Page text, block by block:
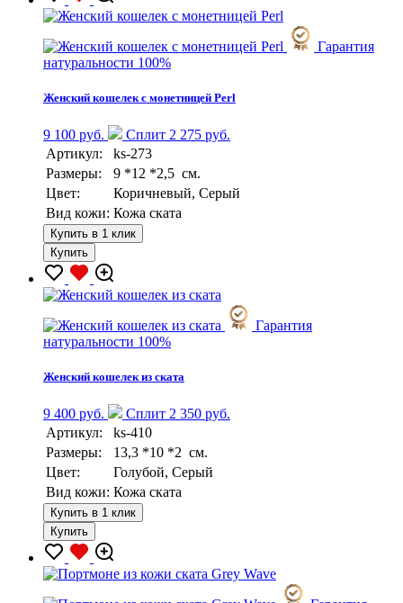
Гарантия
натуральности 100%
Женский кошелек с монетницей Perl
9 100 руб.
Сплит 2 275 руб.
Артикул:
ks-273
Размеры:
9 *12 *2,5 см.
Цвет:
Коричневый, Серый
Вид кожи: Кожа ската
Купить в 1 клик
Купить
Гарантия
натуральности 100%
Женский кошелек из ската
9 400 руб.
Сплит 2 350 руб.
Артикул:
ks-410
Размеры:
13,3 *10 *2 см.
Цвет:
Голубой, Серый
Вид кожи: Кожа ската
Купить в 1 клик
Купить